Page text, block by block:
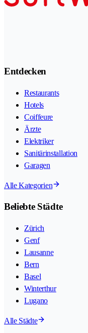
Entdecken
Restaurants
Hotels
Coiffeure
Ärzte
Elektriker
Sanitärinstallation
Garagen
Alle Kategorien
Beliebte Städte
Zürich
Genf
Lausanne
Bern
Basel
Winterthur
Lugano
Alle Städte